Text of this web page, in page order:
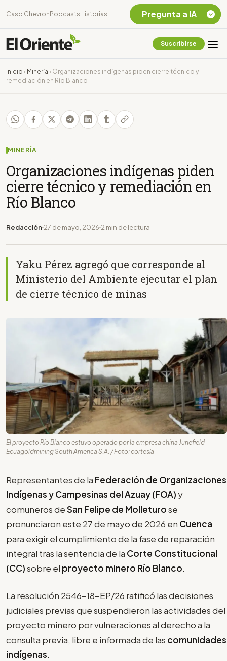
Caso Chevron Podcasts Historias
Suscribirse
Inicio › Minería › Organizaciones indígenas piden cierre técnico y
remediación en Río Blanco
MINERÍA
Organizaciones indígenas piden
cierre técnico y remediación en
Río Blanco
Redacción 27 de mayo, 2026 2 min de lectura
Yaku Pérez agregó que corresponde al
Ministerio del Ambiente ejecutar el plan
de cierre técnico de minas
El proyecto Río Blanco estuvo operado por la empresa china Junefield
Ecuagoldmining South America S.A. / Foto: cortesía
Representantes de la Federación de Organizaciones
Indígenas y Campesinas del Azuay (FOA) y
comuneros deSan Felipe de Molleturose
pronunciaron este 27 de mayo de 2026 en Cuenca
para exigir el cumplimiento de la fase de reparación
integral tras la sentencia de la Corte Constitucional
(CC)sobre el proyecto minero Río Blanco.
La resolución 2546-18-EP/26 ratificó las decisiones
judiciales previas que suspendieron las actividades del
proyecto minero por vulneraciones al derecho a la
consulta previa, libre e informada de las comunidades
indígenas.
Pregunta a IA
Chevron Ecuador